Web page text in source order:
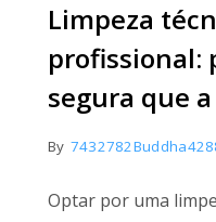
pós
incêndio
profissional
Limpeza
profissional:
segura que
By
Optar por uma